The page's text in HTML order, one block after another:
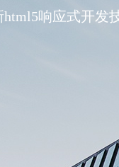
响应式开发